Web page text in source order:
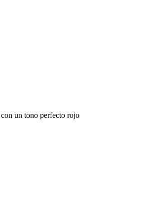
un tono perfecto rojo